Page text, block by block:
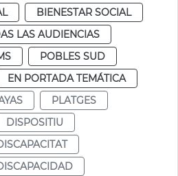
BIENESTAR SOCIAL
LAS AUDIENCIAS
POBLES SUD
EN PORTADA TEMÁTICA
PLATGES
DISPOSITIU